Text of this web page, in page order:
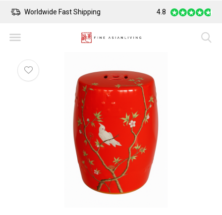
Worldwide Fast Shipping Safe Payment
4.8